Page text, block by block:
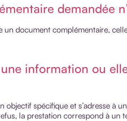
demandée
un document complémentaire,
information ou
objectif spécifique et s’adresse à
la prestation correspond à un